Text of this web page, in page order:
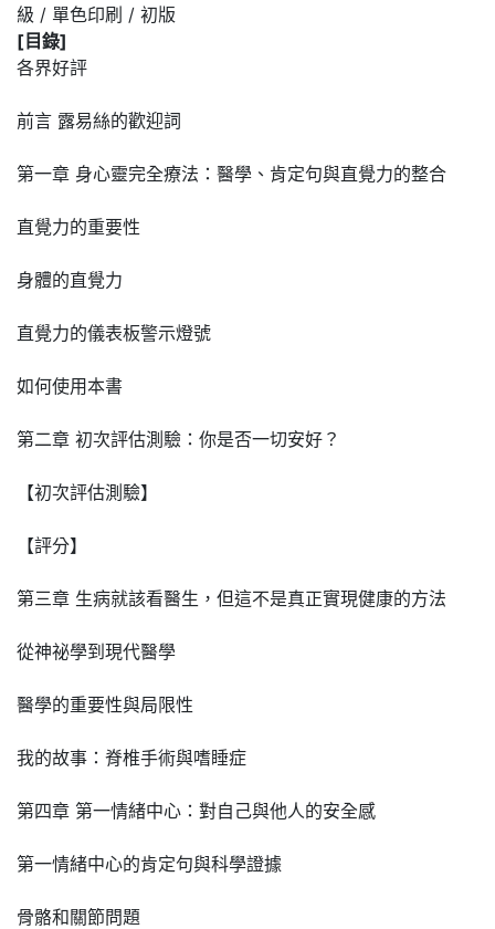
級 / 單色印刷 / 初版
[目錄]
各界好評
前言 露易絲的歡迎詞
第一章 身心靈完全療法：醫學、肯定句與直覺力的整合
直覺力的重要性
身體的直覺力
直覺力的儀表板警示燈號
如何使用本書
第二章 初次評估測驗：你是否一切安好？
【初次評估測驗】
【評分】
第三章 生病就該看醫生，但這不是真正實現健康的方法
從神祕學到現代醫學
醫學的重要性與局限性
我的故事：脊椎手術與嗜睡症
第四章 第一情緒中心：對自己與他人的安全感
第一情緒中心的肯定句與科學證據
骨骼和關節問題